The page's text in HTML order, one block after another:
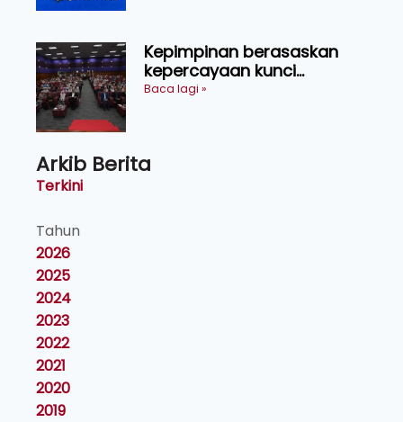
Kepimpinan berasaskan
kepercayaan kunci
kecemerlangan institusi -
Baca lagi »
Arkib Berita
Terkini
Tahun
2026
2025
2024
2023
2022
2021
2020
2019